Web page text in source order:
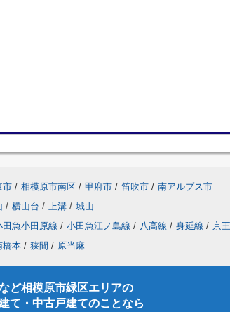
市 / 相模原市南区 / 甲府市 / 笛吹市 / 南アルプス市
/ 横山台 / 上溝 / 城山
田急小田原線 / 小田急江ノ島線 / 八高線 / 身延線 / 京
橋本 / 狭間 / 原当麻
ど相模原市緑区エリアの
て・中古戸建てのことなら